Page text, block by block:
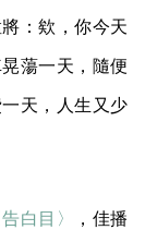
：欸，你今天
蕩一天，隨便
天，人生又少
白目〉 ，佳播